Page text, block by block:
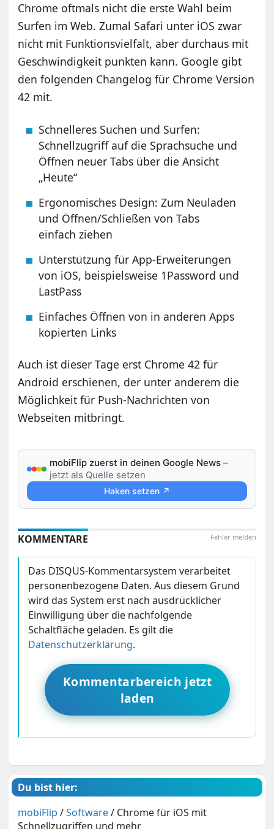
Chrome oftmals nicht die erste Wahl beim
Surfen im Web. Zumal Safari unter iOS zwar
nicht mit Funktionsvielfalt, aber durchaus mit
Geschwindigkeit punkten kann. Google gibt
den folgenden Changelog für Chrome Version
42 mit.
Schnelleres Suchen und Surfen:
Schnellzugriff auf die Sprachsuche und
Öffnen neuer Tabs über die Ansicht
„Heute“
Ergonomisches Design: Zum Neuladen
und Öffnen/Schließen von Tabs
einfach ziehen
Unterstützung für App-Erweiterungen
von iOS, beispielsweise 1Password und
LastPass
Einfaches Öffnen von in anderen Apps
kopierten Links
Auch ist dieser Tage erst Chrome 42 für
Android erschienen, der unter anderem die
Möglichkeit für Push-Nachrichten von
Webseiten mitbringt.
mobiFlip zuerst in deinen Google News –
jetzt als Quelle setzen
Haken setzen ↗
Fehler melden
KOMMENTARE
Das DISQUS-Kommentarsystem verarbeitet
personenbezogene Daten. Aus diesem Grund
wird das System erst nach ausdrücklicher
Einwilligung über die nachfolgende
Schaltfläche geladen. Es gilt die
Datenschutzerklärung.
Kommentarbereich jetzt
laden
Du bist hier:
mobiFlip /Software/ Chrome für iOS mit
Schnellzugriffen und mehr